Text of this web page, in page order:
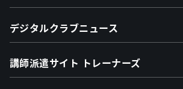
デジタルクラブニュース
講師派遣サイト トレーナーズ